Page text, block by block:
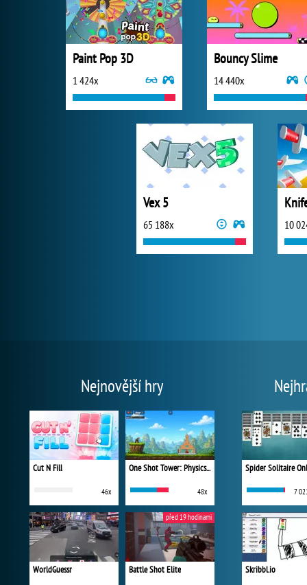
Paint Pop 3D
1 424x
Bouncy Slime
14 440x
Vex 5
65 188x 10
Nejnovější hry
Cut N Fill
46x
One Shot Tower: Physics Destroyer
48x
WorldGuessr Battle Shot Elite
před 19 hodinami
Spider Solitaire
7
Skribbl.io